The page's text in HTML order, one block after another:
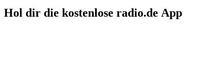
Hol dir die kostenlose radio.de App